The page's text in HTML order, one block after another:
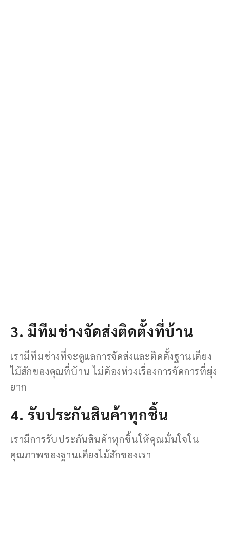
3. มีทีมช่างจัดส่งติดตั้งที่บ้าน
เรามีทีมช่างที่จะดูแลการจัดส่งและติดตั้งฐานเตียง
ไม้สักของคุณที่บ้าน ไม่ต้องห่วงเรื่องการจัดการที่ยุ่ง
ยาก
4. รับประกันสินค้าทุกชิ้น
เรามีการรับประกันสินค้าทุกชิ้นให้คุณมั่นใจใน
คุณภาพของฐานเตียงไม้สักของเรา